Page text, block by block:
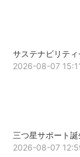
サステナビリテ
2026-08-07
三つ星サポート誕
2026-08-07